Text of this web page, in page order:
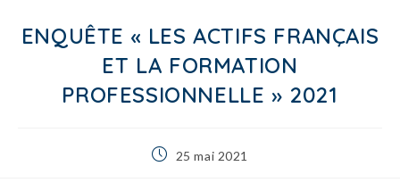
ENQUÊTE « LES ACTIFS FRANÇAIS
ET LA FORMATION
PROFESSIONNELLE » 2021
25 mai 2021